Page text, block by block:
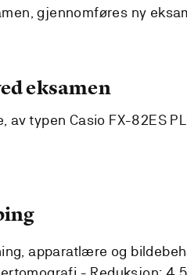
gjennomføres ny
eksamen
av typen Casio FX-82ES
apparatlære og